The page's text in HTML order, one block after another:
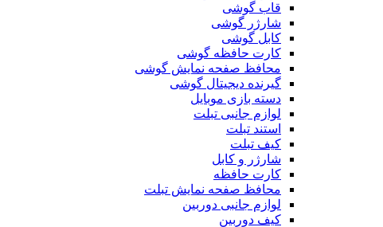
قاب گوشی
شارژر گوشی
کابل گوشی
کارت حافظه گوشی
محافظ صفحه نمایش گوشی
گیرنده دیجیتال گوشی
دسته بازی موبایل
لوازم جانبی تبلت
استند تبلت
کیف تبلت
شارژر و کابل
کارت حافظه
محافظ صفحه نمایش تبلت
لوازم جانبی دوربین
کیف دوربین